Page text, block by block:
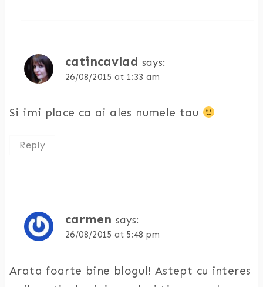
catincavlad says:
26/08/2015 at 1:33 am
Si imi place ca ai ales numele tau
Reply
carmen says:
26/08/2015 at 5:48 pm
Arata foarte bine blogul! Astept cu interes